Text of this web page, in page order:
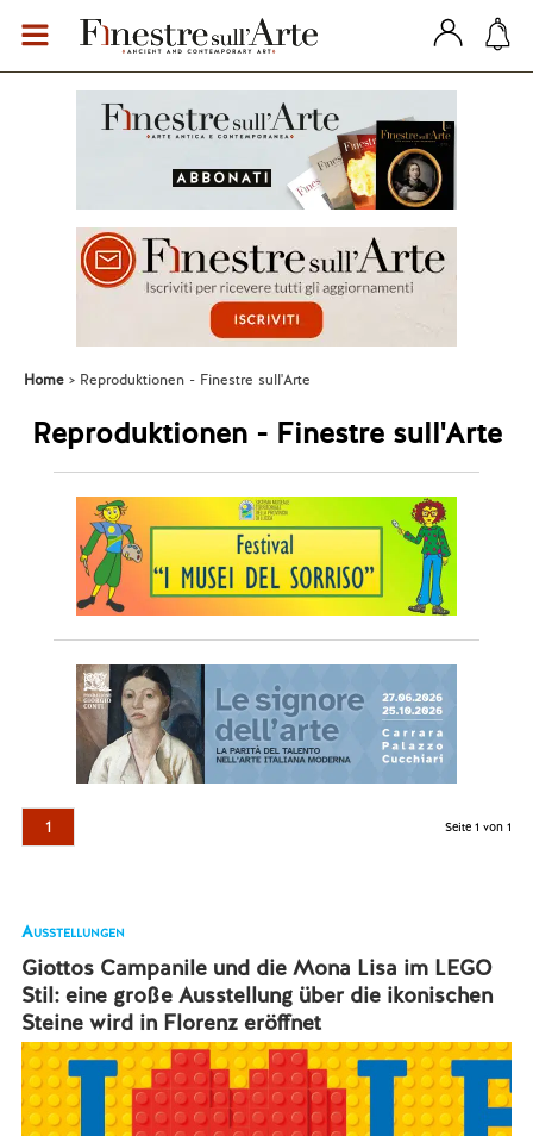
Home Reproduktionen - Finestre sull'Arte
Reproduktionen - Finestre sull'Arte
1 Seite 1 von 1
Ausstellungen
Giottos Campanile und die Mona Lisa im LEGO
Stil: eine große Ausstellung über die ikonischen
Steine wird in Florenz eröffnet